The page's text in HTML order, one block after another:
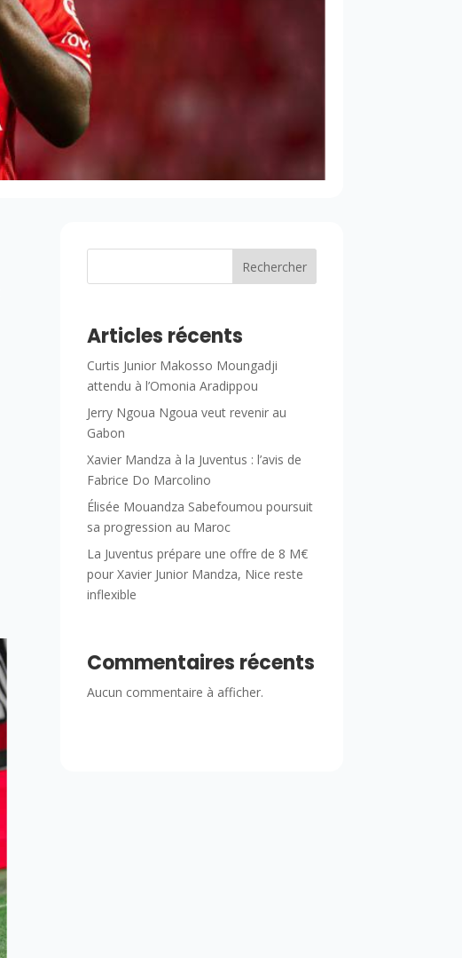
Rechercher
Articles récents
Curtis Junior Makosso Moungadji
attendu à l’Omonia Aradippou
Jerry Ngoua Ngoua veut revenir au
Gabon
Xavier Mandza à la Juventus : l’avis de
Fabrice Do Marcolino
Élisée Mouandza Sabefoumou poursuit
sa progression au Maroc
La Juventus prépare une offre de 8 M€
pour Xavier Junior Mandza, Nice reste
inflexible
Commentaires récents
Aucun commentaire à afficher.